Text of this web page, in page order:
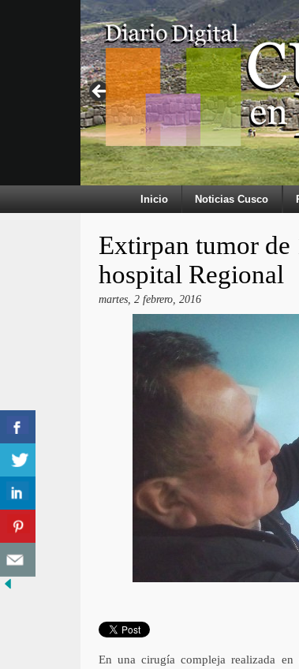
Inicio Noticias Cusco
Extirpan tumor de
hospital Regional
martes, 2 febrero, 2016
En una cirugía compleja realizada